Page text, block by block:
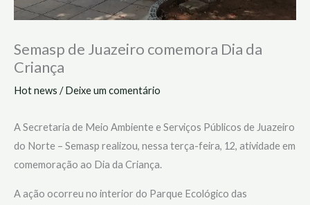
Semasp de Juazeiro comemora Dia da
Criança
Hot news /Deixe um comentário
A Secretaria de Meio Ambiente e Serviços Públicos de Juazeiro
do Norte – Semasp realizou, nessa terça-feira, 12, atividade em
comemoração ao Dia da Criança.
A ação ocorreu no interior do Parque Ecológico das